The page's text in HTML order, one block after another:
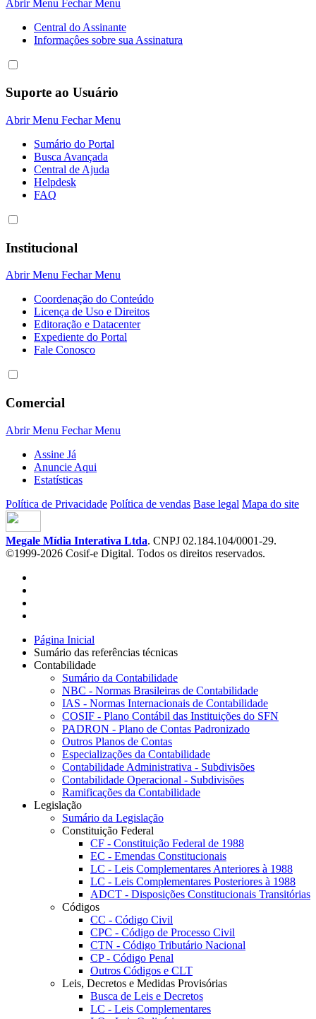
Abrir Menu Fechar Menu
Central do Assinante
Informaçôes sobre sua Assinatura
Suporte ao Usuário
Abrir Menu Fechar Menu
Sumário do Portal
Busca Avançada
Central de Ajuda
Helpdesk
FAQ
Institucional
Abrir Menu Fechar Menu
Coordenação do Conteúdo
Licença de Uso e Direitos
Editoração e Datacenter
Expediente do Portal
Fale Conosco
Comercial
Abrir Menu Fechar Menu
Assine Já
Anuncie Aqui
Estatísticas
Política de Privacidade Política de vendas Base legal Mapa do site
Megale Mídia Interativa Ltda. CNPJ 02.184.104/0001-29.
©1999-2026 Cosif-e Digital. Todos os direitos reservados.
Página Inicial
Sumário das referências técnicas
Contabilidade
Sumário da Contabilidade
NBC - Normas Brasileiras de Contabilidade
IAS - Normas Internacionais de Contabilidade
COSIF - Plano Contábil das Instituições do SFN
PADRON - Plano de Contas Padronizado
Outros Planos de Contas
Especializações da Contabilidade
Contabilidade Administrativa - Subdivisões
Contabilidade Operacional - Subdivisões
Ramificações da Contabilidade
Legislação
Sumário da Legislação
Constituição Federal
CF - Constituição Federal de 1988
EC - Emendas Constitucionais
LC - Leis Complementares Anteriores à 1988
LC - Leis Complementares Posteriores à 1988
ADCT - Disposições Constitucionais Transitórias
Códigos
CC - Código Civil
CPC - Código de Processo Civil
CTN - Código Tributário Nacional
CP - Código Penal
Outros Códigos e CLT
Leis, Decretos e Medidas Provisórias
Busca de Leis e Decretos
LC - Leis Complementares